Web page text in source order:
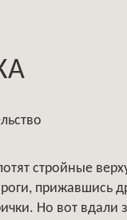
стройные
прижавшись
Но вот вдали